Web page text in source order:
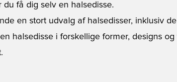
du få dig selv en halsedisse.
en stort udvalg af halsedisser, inklusiv
halsedisse i forskellige former, designs